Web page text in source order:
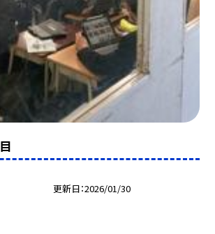
更新日 2026/01/30